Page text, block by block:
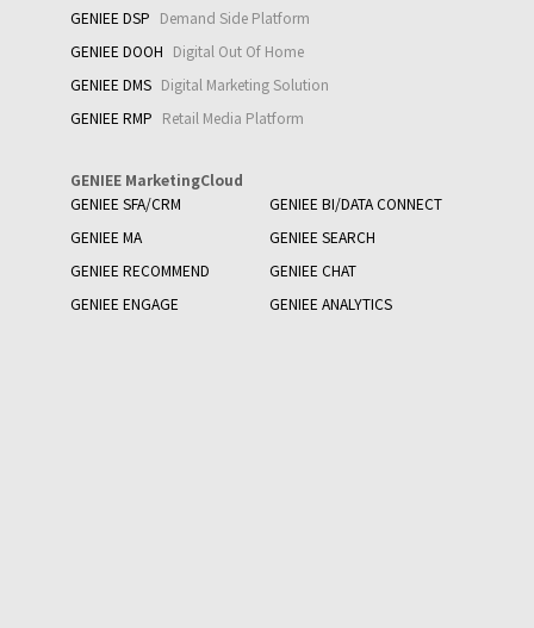
GENIEE DSP Demand Side Platform
GENIEE DOOH Digital Out Of Home
GENIEE DMS Digital Marketing Solution
GENIEE RMP Retail Media Platform
GENIEE MarketingCloud
GENIEE SFA/CRM
GENIEE BI/DATA CONNECT
GENIEE MA
GENIEE SEARCH
GENIEE RECOMMEND
GENIEE CHAT
GENIEE ENGAGE
GENIEE ANALYTICS